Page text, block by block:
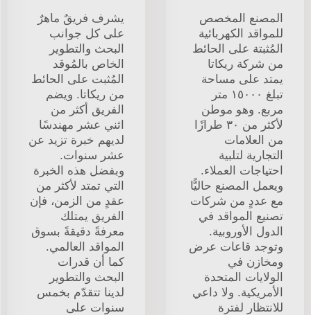
المصنع المخصص
للمواقد الكهربائية
المُثبتة على الحائط
من شركة ريكاتا
يمتد على مساحة
تبلغ ١٥٠٠٠ متر
مربع. وهو موطن
لأكثر من ٣٠ طرازًا
من العلامات
التجارية لتلبية
احتياجات العملاء.
ويعمل المصنع حاليًّا
مع عددٍ من شركات
تصنيع المواقد في
الدول الأوروبية.
وتوجد قاعات عرض
ومخازن في
الولايات المتحدة
الأمريكية. ولا داعي
للانتظار لفترة
يشرف فريقٌ ماهرٌ
على كل جوانب
البحث والتطوير
الخاص بالمُوقد
المُثبت على الحائط
من ريكاتا. ويضم
الفريق أكثر من
اثني عشر مهندسًا
لديهم خبرة تزيد عن
عشر سنوات.
وبفضل هذه الخبرة
التي تمتد لأكثر من
عقدٍ من الزمن، فإن
الفريق يمتلك
معرفةً دقيقةً بسوق
المواقد العالمي.
كما أن قدرات
البحث والتطوير
لدينا تتقدّم بخمس
سنوات على